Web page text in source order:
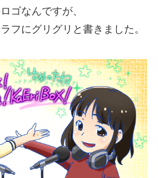
ゴなんですが、
フにグリグリと書きました。